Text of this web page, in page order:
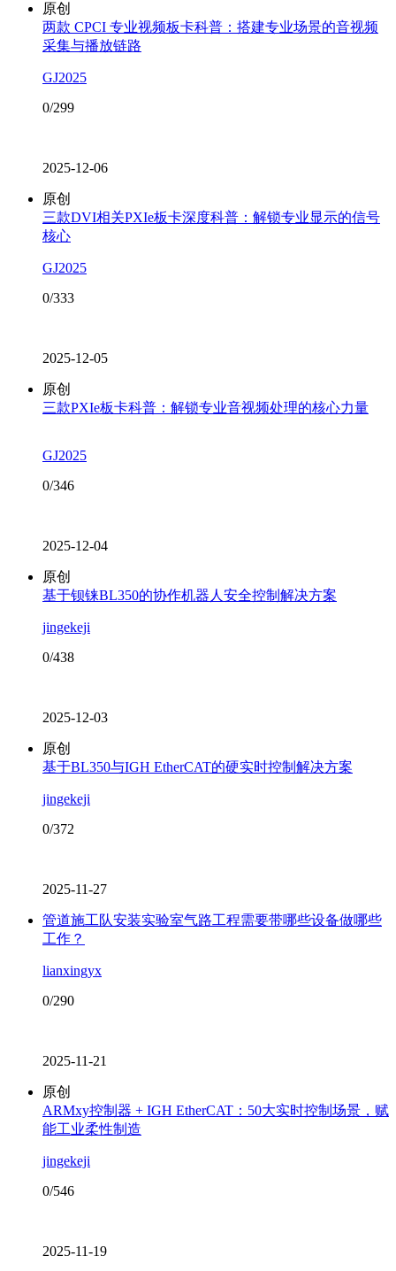
原创
两款 CPCI 专业视频板卡科普：搭建专业场景的音视频
采集与播放链路
GJ2025
0/299
2025-12-06
原创
三款DVI相关PXIe板卡深度科普：解锁专业显示的信号
核心
GJ2025
0/333
2025-12-05
原创
三款PXIe板卡科普：解锁专业音视频处理的核心力量
GJ2025
0/346
2025-12-04
原创
基于钡铼BL350的协作机器人安全控制解决方案
jingekeji
0/438
2025-12-03
原创
基于BL350与IGH EtherCAT的硬实时控制解决方案
jingekeji
0/372
2025-11-27
管道施工队安装实验室气路工程需要带哪些设备做哪些
工作？
lianxingyx
0/290
2025-11-21
原创
ARMxy控制器 + IGH EtherCAT：50大实时控制场景，赋
能工业柔性制造
jingekeji
0/546
2025-11-19